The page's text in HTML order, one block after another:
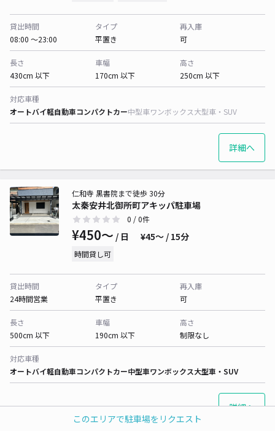
このエリアで駐車場をリクエスト
貸出時間
08:00 〜23:00
タイプ
平置き
再入庫
可
長さ
430cm 以下
車幅
170cm 以下
高さ
250cm 以下
対応車種
オートバイ軽自動車コンパクトカー中型車ワンボックス大型車・SUV
詳細へ
太秦安井北御所町アキッパ駐車場
仁和寺 黒書院まで徒歩 30分
0 / 0件
¥450〜 / 日 ¥45〜 / 15分
時間貸し可
貸出時間
24時間営業
タイプ
平置き
再入庫
可
長さ
500cm 以下
車幅
190cm 以下
高さ
制限なし
対応車種
オートバイ軽自動車コンパクトカー中型車ワンボックス大型車・SUV
詳細へ